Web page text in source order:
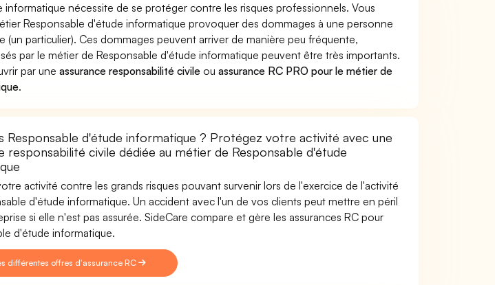
informatique nécessite de se protéger contre les risques professionnels. Vous
Responsable d'étude informatique provoquer des dommages à une personne
(un particulier). Ces dommages peuvent arriver de manière peu fréquente,
par le métier de Responsable d'étude informatique peuvent être très importants.
par uneassurance responsabilité civile ouassurance RC PRO pour le métier de
.
Responsable d'étude informatique ? Protégez votre activité avec une
responsabilité civile dédiée au métier de Responsable d'étude
activité contre les grands risques pouvant survenir lors de l'exercice de l'activité
d'étude informatique. Un accident avec l'un de vos clients peut mettre en péril
si elle n'est pas assurée. SideCare compare et gère les assurances RC pour
d'étude informatique.
différentes offres d'assurance RC